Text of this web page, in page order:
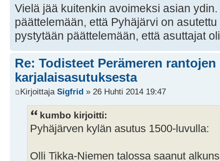
Vielä jää kuitenkin avoimeksi asian
päättelemään, että Pyhäjärvi on
pystytään päättelemään, että asuttajat
Re: Todisteet Perämeren rantojen
karjalaisasutuksesta
Kirjoittaja Sigfrid » 26 Huhti 2014 19:47
kumbo kirjoitti:
Pyhäjärven kylän asutus 1500-luvulla:
Olli Tikka-Niemen talossa saanut